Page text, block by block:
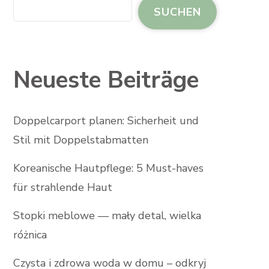
SUCHEN
Neueste Beiträge
Doppelcarport planen: Sicherheit und
Stil mit Doppelstabmatten
Koreanische Hautpflege: 5 Must-haves
für strahlende Haut
Stopki meblowe — mały detal, wielka
różnica
Czysta i zdrowa woda w domu – odkryj